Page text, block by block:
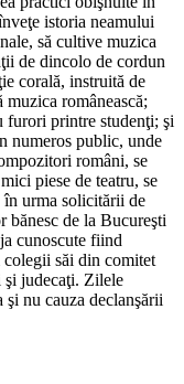
istoria neamului
să cultive muzica
de dincolo de cordun
corală, instruită de
românească;
furori printre studenţi; şi
numeros public, unde
români, se
piese de teatru, se
urma solicitării de
bănesc de la Bucureşti
cunoscute fiind
colegii săi din comitet
şi judecaţi. Zilele
şi nu cauza declanşării